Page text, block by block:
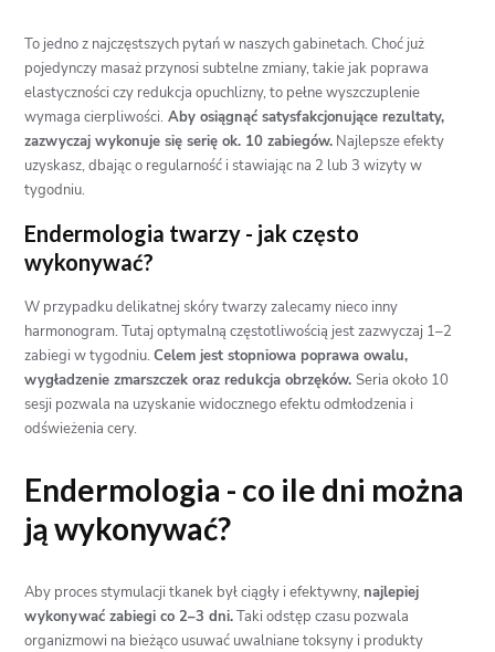
To jedno z najczęstszych pytań w naszych gabinetach. Choć już
pojedynczy masaż przynosi subtelne zmiany, takie jak poprawa
elastyczności czy redukcja opuchlizny, to pełne wyszczuplenie
wymaga cierpliwości. Aby osiągnąć satysfakcjonujące rezultaty,
zazwyczaj wykonuje się serię ok. 10 zabiegów. Najlepsze efekty
uzyskasz, dbając o regularność i stawiając na 2 lub 3 wizyty w
tygodniu.
Endermologia twarzy - jak często
wykonywać?
W przypadku delikatnej skóry twarzy zalecamy nieco inny
harmonogram. Tutaj optymalną częstotliwością jest zazwyczaj 1–2
zabiegi w tygodniu.Celem jest stopniowa poprawa owalu,
wygładzenie zmarszczek oraz redukcja obrzęków.Seria około 10
sesji pozwala na uzyskanie widocznego efektu odmłodzenia i
odświeżenia cery.
Endermologia - co ile dni można
ją wykonywać?
Aby proces stymulacji tkanek był ciągły i efektywny,najlepiej
wykonywać zabiegi co 2–3 dni.Taki odstęp czasu pozwala
organizmowi na bieżąco usuwać uwalniane toksyny i produkty